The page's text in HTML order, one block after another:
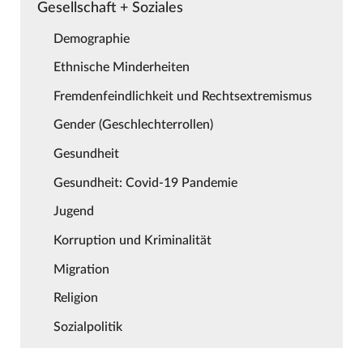
Gesellschaft + Soziales
Demographie
Ethnische Minderheiten
Fremdenfeindlichkeit und Rechtsextremismus
Gender (Geschlechterrollen)
Gesundheit
Gesundheit: Covid-19 Pandemie
Jugend
Korruption und Kriminalität
Migration
Religion
Sozialpolitik